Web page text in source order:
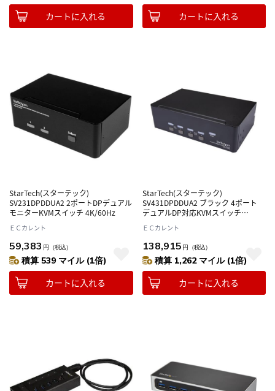
カートに入れる カートに入れる
StarTech(スターテック)
SV231DPDDUA2 2ポートDPデュアル
モニターKVMスイッチ 4K/60Hz
ＥＣカレント
59,383 円 （税込）
積算 539 マイル (1倍)
カートに入れる
StarTech(スターテック)
SV431DPDDUA2 ブラック 4ポート
デュアルDP対応KVMスイッチ
ＥＣカレント
138,915 円 （税込）
積算 1,262 マイル (1倍)
カートに入れる